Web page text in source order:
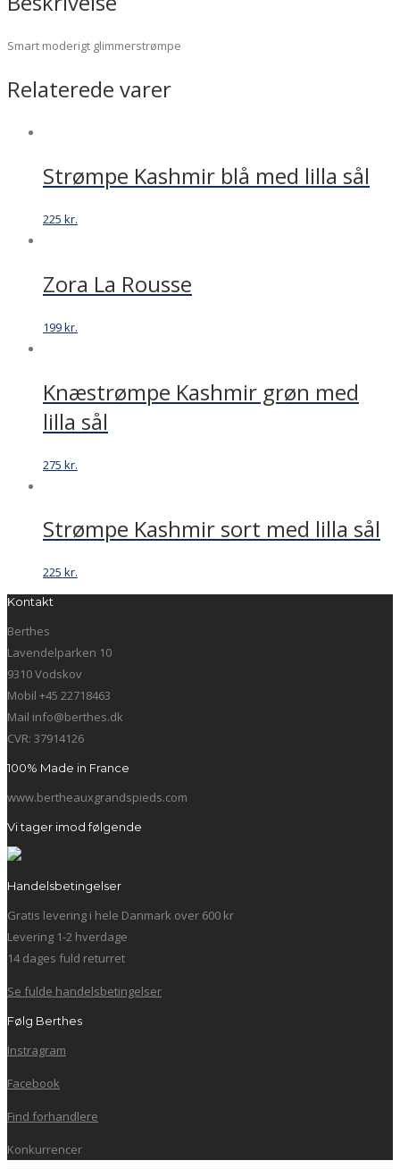
Smart moderigt glimmerstrømpe
Relaterede varer
Strømpe Kashmir blå med lilla sål
225 kr.
Zora La Rousse
199kr.
Knæstrømpe Kashmir grøn med
lilla sål
275 kr.
Strømpe Kashmir sort med lilla sål
225 kr.
Kontakt
Berthes
Lavendelparken 10
9310 Vodskov
Mobil +45 22718463
Mail info@berthes.dk
CVR: 37914126
100% Made in France
www.bertheauxgrandspieds.com
Vi tager imod følgende
Handelsbetingelser
Gratis levering i hele Danmark over 600 kr
Levering 1-2 hverdage
14 dages fuld returret
Se fulde handelsbetingelser
Følg Berthes
Instragram
Facebook
Find forhandlere
Konkurrencer